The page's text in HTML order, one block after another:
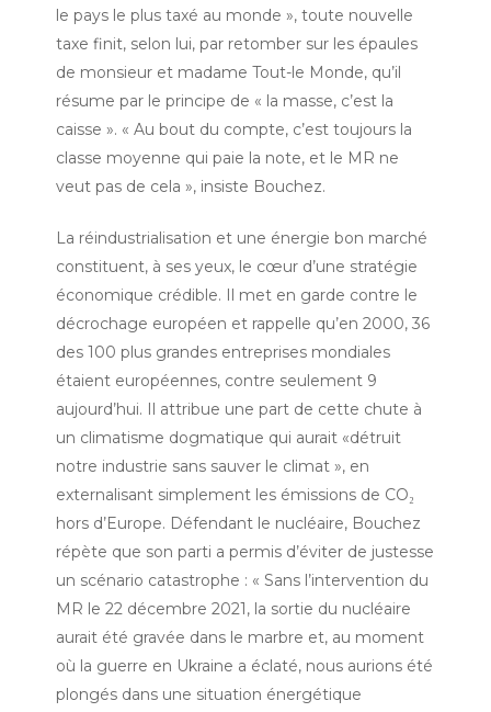
le pays le plus taxé au monde », toute nouvelle
taxe finit, selon lui, par retomber sur les épaules
de monsieur et madame Tout-le Monde, qu’il
résume par le principe de « la masse, c’est la
caisse ». « Au bout du compte, c’est toujours la
classe moyenne qui paie la note, et le MR ne
veut pas de cela », insiste Bouchez.
La réindustrialisation et une énergie bon marché
constituent, à ses yeux, le cœur d’une stratégie
économique crédible. Il met en garde contre le
décrochage européen et rappelle qu’en 2000, 36
des 100 plus grandes entreprises mondiales
étaient européennes, contre seulement 9
aujourd’hui. Il attribue une part de cette chute à
un climatisme dogmatique qui aurait «détruit
notre industrie sans sauver le climat », en
externalisant simplement les émissions de CO₂
hors d’Europe. Défendant le nucléaire, Bouchez
répète que son parti a permis d’éviter de justesse
un scénario catastrophe : « Sans l’intervention du
MR le 22 décembre 2021, la sortie du nucléaire
aurait été gravée dans le marbre et, au moment
où la guerre en Ukraine a éclaté, nous aurions été
plongés dans une situation énergétique